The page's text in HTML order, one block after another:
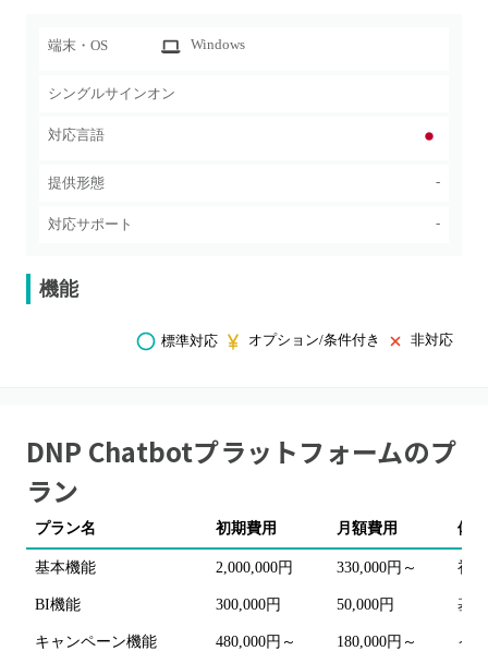
端末・OS Windows
シングルサインオン
対応言語
提供形態 -
対応サポート -
機能
標準対応 オプション/条件付き 非対応
DNP Chatbotプラットフォームのプ
ラン
プラン名 初期費用 月額費用 備考
基本機能 2,000,000円 330,000円～ 初
BI機能 300,000円 50,000円 基
キャンペーン機能 480,000円～ 180,000円～ イ